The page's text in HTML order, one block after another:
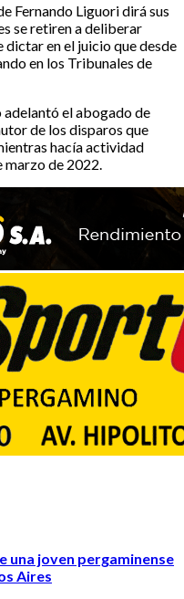
Fernando Liguori dirá sus
se retiren a deliberar
en el juicio que desde
en los Tribunales de
adelantó el abogado de
de los disparos que
hacía actividad
marzo de 2022.
una joven pergaminense
Aires